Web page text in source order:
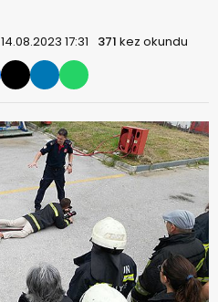
14.08.2023 17:31 371 kez okundu